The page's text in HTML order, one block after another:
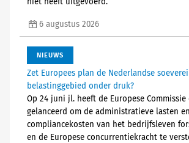
6 augustus 2026
NIEUWS
Zet Europees plan de Nederlandse
belastinggebied onder druk?
Op 24 juni jl. heeft de Europese Commissie
gelanceerd om de administratieve lasten en
compliancekosten van het bedrijfsleven
en de Europese concurrentiekracht te